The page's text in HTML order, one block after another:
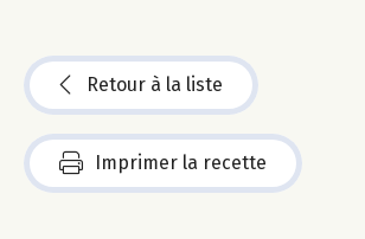
Retour à la liste
Imprimer la recette